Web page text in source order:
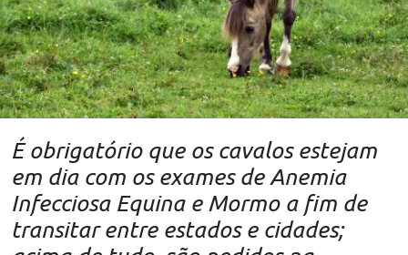
É obrigatório que os cavalos estejam
em dia com os exames de Anemia
Infecciosa Equina e Mormo a fim de
transitar entre estados e cidades;